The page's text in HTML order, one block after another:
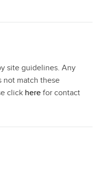
site guidelines. Any
not match these
click here for contact